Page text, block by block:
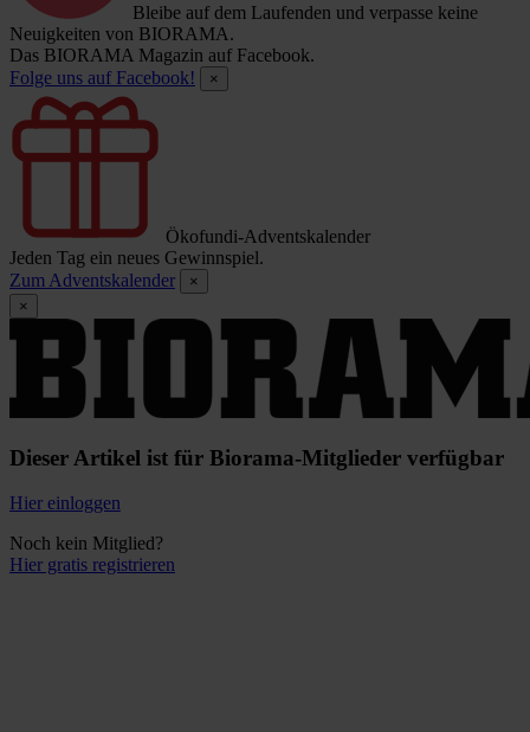
Bleibe auf dem Laufenden und verpasse keine
Neuigkeiten von BIORAMA.
Das BIORAMA Magazin auf Facebook.
Folge uns auf Facebook!
×
Ökofundi-Adventskalender
Jeden Tag ein neues Gewinnspiel.
Zum Adventskalender
×
×
Dieser Artikel ist für Biorama-Mitglieder verfügbar
Hier einloggen
Noch kein Mitglied?
Hier gratis registrieren